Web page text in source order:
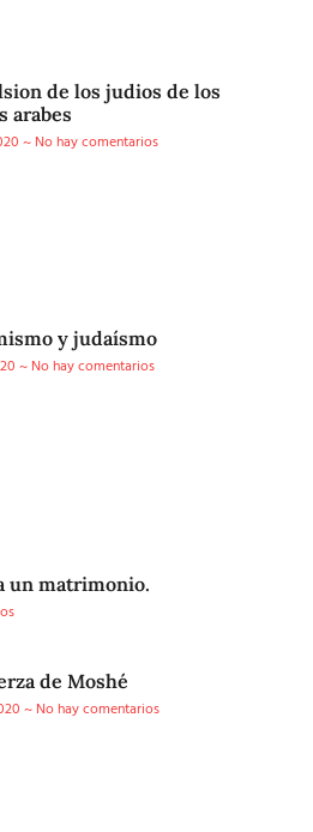
de los judios de los
arabes
No hay comentarios
y judaísmo
No hay comentarios
un matrimonio.
de Moshé
No hay comentarios